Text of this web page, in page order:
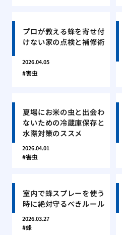
プロが教える蜂を寄せ付
けない家の点検と補修術
2026.04.05
害虫
夏場にお米の虫と出会わ
ないための冷蔵庫保存と
水際対策のススメ
2026.04.01
害虫
室内で蜂スプレーを使う
時に絶対守るべきルール
2026.03.27
蜂